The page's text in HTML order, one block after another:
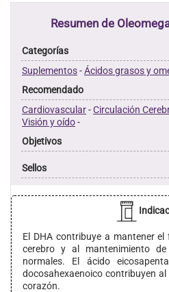
Resumen de
Categorías
Suplementos-Ácidos grasos y
Recomendado
Cardiovascular-Circulación
Visión y oído-
Objetivos
Sellos
El DHA contribuye a mantener
cerebro y al mantenimiento
normales. El ácido
docosahexaenoico contribuyen
corazón.